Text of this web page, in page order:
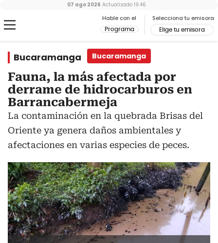
Hable con el
Programa
Selecciona tu emisora
Elige tu emisora
07 ago 2026 Actualizado 19:46
Bucaramanga Bucaramanga
Fauna, la más afectada por
derrame de hidrocarburos en
Barrancabermeja
La contaminación en la quebrada Brisas del
Oriente ya genera daños ambientales y
afectaciones en varias especies de peces.